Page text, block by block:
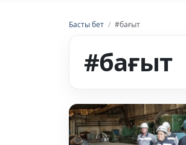
Басты бет / #бағыт
#бағыт